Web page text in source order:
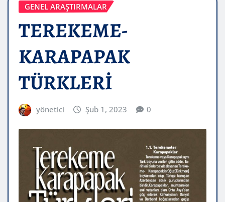
GENEL ARAŞTIRMALAR
TEREKEME-
KARAPAPAK
TÜRKLERİ
yönetici Şub 1, 2023 0